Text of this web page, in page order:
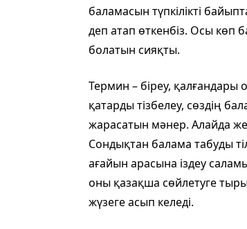
баламасын түпкілікті
деп атап өткенбіз. Осы көп
болатын сияқты.
Термин – біреу, қалғандары
қатарды тізбелеу, сөздің
жарасатын мәнер. Алайда
Сондықтан балама табуды
ағайын арасына іздеу
оны қазақша сөйлетуге
жүзеге асып келеді.